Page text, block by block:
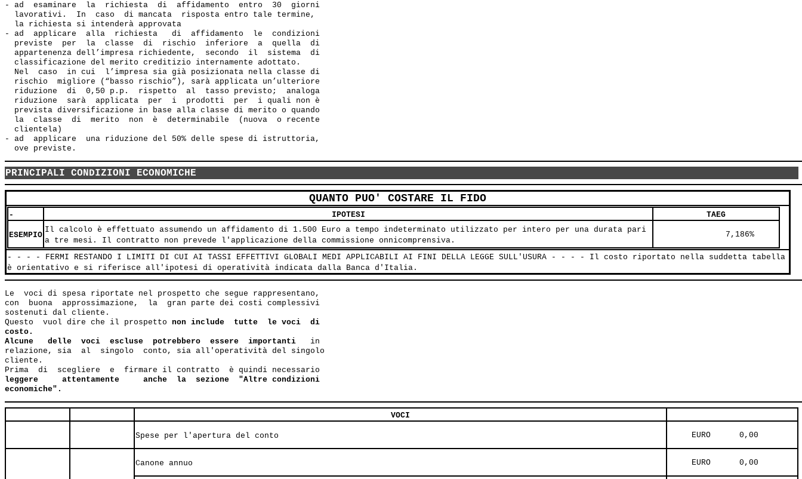
- ad  esaminare  la  richiesta  di  affidamento  entro  30  giorni
  lavorativi.  In  caso  di mancata  risposta entro tale termine,
  la richiesta si intenderà approvata
- ad  applicare  alla  richiesta   di  affidamento  le  condizioni
  previste  per  la  classe  di  rischio  inferiore  a  quella  di
  appartenenza dell’impresa richiedente,  secondo  il  sistema  di
  classificazione del merito creditizio internamente adottato.
  Nel  caso  in cui  l’impresa sia già posizionata nella classe di
  rischio  migliore (“basso rischio”), sarà applicata un’ulteriore
  riduzione  di  0,50 p.p.  rispetto  al  tasso previsto;  analoga
  riduzione  sarà  applicata  per  i  prodotti  per  i quali non è
  prevista diversificazione in base alla classe di merito o quando
  la  classe  di  merito  non  è  determinabile  (nuova  o recente
  clientela)
- ad  applicare  una riduzione del 50% delle spese di istruttoria,
PRINCIPALI CONDIZIONI ECONOMICHE
QUANTO PUO' COSTARE IL FIDO
- IPOTESI TAEG
ESEMPIO
Il calcolo è effettuato assumendo un affidamento di 1.500 Euro a tempo indeterminato utilizzato per intero per una durata pari
a tre mesi. Il contratto non prevede l'applicazione della commissione onnicomprensiva.
               7,186%
- - - - FERMI RESTANDO I LIMITI DI CUI AI TASSI EFFETTIVI GLOBALI MEDI APPLICABILI AI FINI DELLA LEGGE SULL'USURA - - - - Il costo riportato nella suddetta tabella
è orientativo e si riferisce all'ipotesi di operatività indicata dalla Banca d'Italia.
Le  voci di spesa riportate nel prospetto che segue rappresentano,
con  buona  approssimazione,  la  gran parte dei costi complessivi
sostenuti dal cliente.
Questo  vuol dire che il prospetto non include  tutte  le voci  di
costo.
Alcune   delle  voci  escluse  potrebbero  essere  importanti
   in
relazione, sia  al  singolo  conto, sia all'operatività del singolo
cliente.
Prima  di  scegliere  e  firmare il contratto  è quindi necessario
leggere     attentamente     anche  la  sezione  "Altre condizioni
economiche".
VOCI
Spese per l'apertura del conto
     EURO      0,00
Canone annuo
     EURO      0,00